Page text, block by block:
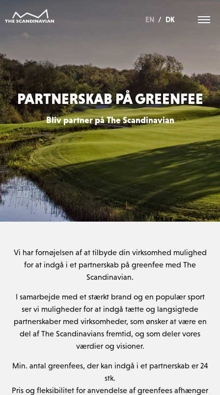
EN / DK
PARTNERSKAB PÅ GREENFEE
Bliv partner på The Scandinavian
Vi har fornøjelsen af at tilbyde din virksomhed mulighed
for at indgå i et partnerskab på greenfee med The
Scandinavian.
I samarbejde med et stærkt brand og en populær sport
ser vi muligheder for at indgå tætte og langsigtede
partnerskaber med virksomheder, som ønsker at være en
del af The Scandinavians fremtid, og som deler vores
værdier og visioner.
Min. antal greenfees, der kan indgå i et partnerskab er 24
stk.
Pris og fleksibilitet for anvendelse af greenfees afhænger